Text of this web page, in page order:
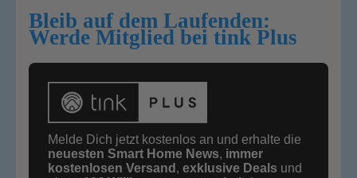
Bleib auf dem Laufenden:
Werde Mitglied bei tink Plus
Melde Dich jetzt kostenlos an und erhalte die
neuesten Smart Home News, immer
kostenlosen Versand , exklusive Deals und